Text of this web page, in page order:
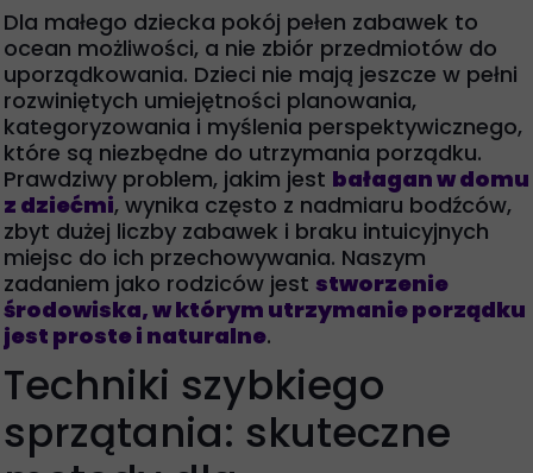
Dla małego dziecka pokój pełen zabawek to
ocean możliwości, a nie zbiór przedmiotów do
uporządkowania. Dzieci nie mają jeszcze w pełni
rozwiniętych umiejętności planowania,
kategoryzowania i myślenia perspektywicznego,
które są niezbędne do utrzymania porządku.
Prawdziwy problem, jakim jest bałagan w domu
z dziećmi, wynika często z nadmiaru bodźców,
zbyt dużej liczby zabawek i braku intuicyjnych
miejsc do ich przechowywania. Naszym
zadaniem jako rodziców jest stworzenie
środowiska, w którym utrzymanie porządku
jest proste i naturalne.
Techniki szybkiego
sprzątania: skuteczne